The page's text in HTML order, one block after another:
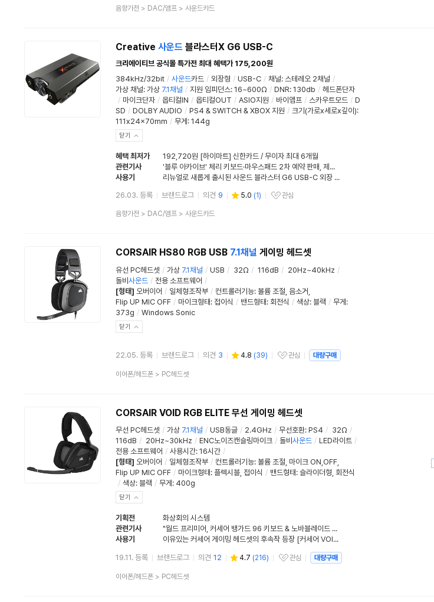
상
음향가전 > DAC/앰프> 사운드카드
Creative 사운드 블라스터X G6 USB-C
크리에이티브 공식몰 특가전 최대 혜택가 175,200원
384kHz/32bit / 사운드카드 / 외장형 / USB-C / 채널: 스테레오 2채널 /
가상 채널: 가상 7.1채널 / 지원 임피던스: 16~600Ω / DNR: 130db / 헤드폰단자
/ 마이크단자 / 옵티컬IN / 옵티컬OUT / ASIO지원 / 바이앰프 / 스카우트모드 / D
SD / DOLBY AUDIO / PS4 & SWITCH & XBOX 지원 / 크기(가로x세로x깊이):
111x24x70mm / 무게: 144g
닫기
혜택 최저가
192,720원 [하이마트] 신한카드 / 무이자 최대 6개월
관련기사
'블루 아카이브' 체리 키보드·마우스패드 2차 예약 판매, 제이웍스
사용기
리뉴얼로 새롭게 출시된 사운드 블라스터 G6 USB-C 외장 사운드카드
26.03. 등록
브랜드로그 의견 9 5.0 (1)
관심상품
관심
상
음향가전 > DAC/앰프> 사운드카드
CORSAIR HS80 RGB USB 7.1채널 게이밍 헤드셋
유선 PC헤드셋 / 가상 7.1채널 / USB / 32Ω / 116dB / 20Hz~40kHz /
돌비 사운드 / 전용 소프트웨어 /
[형태] 오버이어 / 일체형조작부 / 컨트롤러기능: 볼륨 조절 음소거
Flip UP MIC OFF / 마이크형태 : 접이식 / 밴드형태 : 회전식 / 색상: 블랙 / 무게 :
373g / Windows Sonic
닫기
22.05. 등록 브랜드로그 의견 3 4.8 (39)
관심상품
관심 대량구매
상
이어폰/헤드폰> PC헤드셋
CORSAIR VOID RGB ELITE 무선 게이밍 헤드셋
무선 PC헤드셋 / 가상 7.1채널 / USB동글 / 2.4GHz / 무선호환: PS4 / 32Ω /
116dB / 20Hz~30kHz / ENC노이즈캔슬링마이크 / 돌비 사운드 / LED라이트 /
전용 소프트웨어 / 사용시간: 16시간 /
[형태] 오버이어 / 일체형조작부 / 컨트롤러기능: 볼륨 조절 마이크 ON,OFF,
Flip UP MIC OFF / 마이크형태 : 플렉시블, 접이식 / 밴드형태 : 슬라이더형 회전식
/ 색상: 블랙 / 무게 : 400g
닫기
기획전
화상회의 시스템
관련기사
"월드 프리미어, 커세어 뱅가드 96 키보드 & 노바블레이드 프로 - 게이밍 콘트롤러", 커세어 게이밍 키보드 발표회
사용기
이유있는 커세어 게이밍 헤드셋의 후속작 등장 [커세어 VOID RGB WIRELESS V2 CARBON]
19.11. 등록 브랜드로그 의견 12 4.7 (216)
관심상품
관심 대량구매
상
이어폰/헤드폰> PC헤드셋